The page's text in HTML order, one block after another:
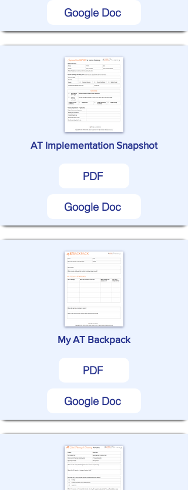
Google Doc
AT Implementation Snapshot
PDF
Google Doc
My AT Backpack
PDF
Google Doc